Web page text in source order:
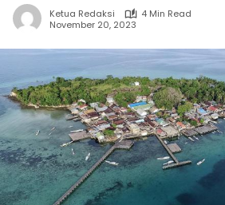
Ketua Redaksi
4 Min Read
November 20, 2023